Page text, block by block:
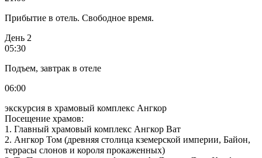
Прибытие в отель. Свободное время.
День 2
05:30
Подъем, завтрак в отеле
06:00
экскурсия в храмовый комплекс Ангкор
Посещение храмов:
1. Главный храмовый комплекс Ангкор Ват
2. Ангкор Том (древняя столица кземерской империи, Байон,
террасы слонов и короля прокаженных)